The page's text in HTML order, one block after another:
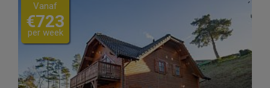
Vanaf
€723
per week